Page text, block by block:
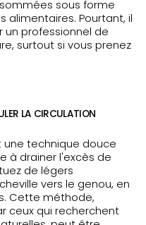
sous forme
alimentaires. Pourtant, il
professionnel de
surtout si vous prenez
LA CIRCULATION
une technique douce
à drainer l'excès de
de légers
vers le genou, en
Cette méthode,
ceux qui recherchent